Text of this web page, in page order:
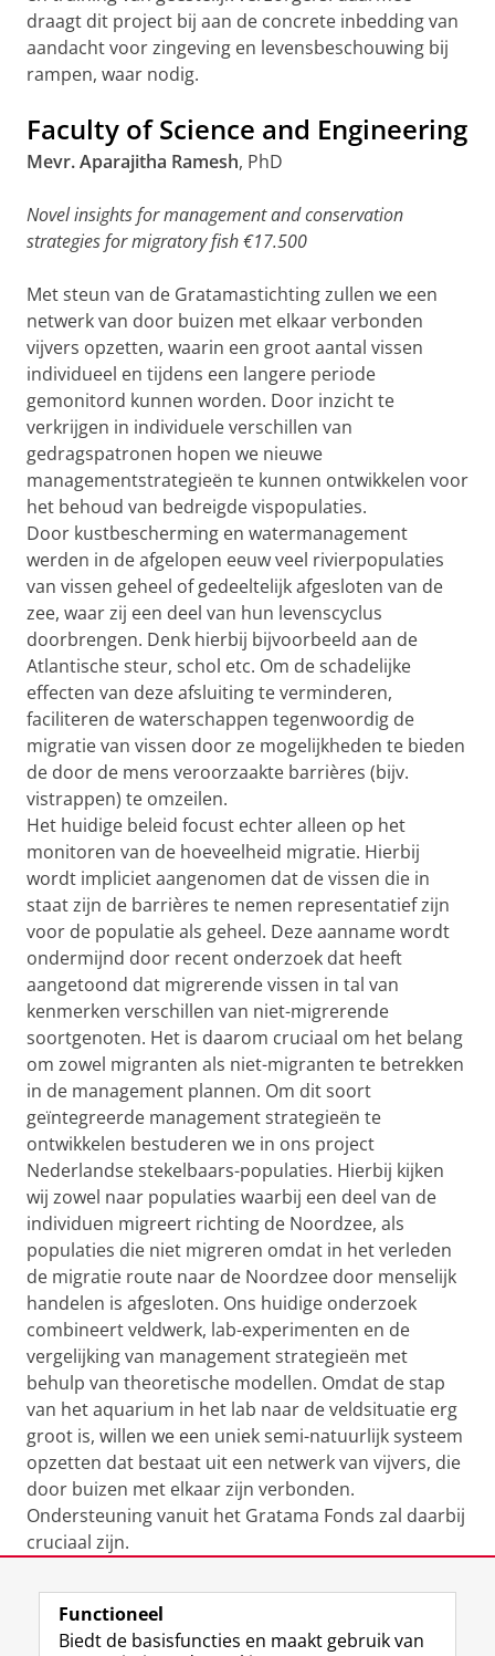
draagt dit project bij aan de concrete inbedding van
aandacht voor zingeving en levensbeschouwing bij
rampen, waar nodig.
Faculty of Science and Engineering
Mevr. Aparajitha Ramesh, PhD
Novel insights for management and conservation
strategies for migratory fish €17.500
Met steun van de Gratamastichting zullen we een
netwerk van door buizen met elkaar verbonden
vijvers opzetten, waarin een groot aantal vissen
individueel en tijdens een langere periode
gemonitord kunnen worden. Door inzicht te
verkrijgen in individuele verschillen van
gedragspatronen hopen we nieuwe
managementstrategieën te kunnen ontwikkelen voor
het behoud van bedreigde vispopulaties.
Door kustbescherming en watermanagement
werden in de afgelopen eeuw veel rivierpopulaties
van vissen geheel of gedeeltelijk afgesloten van de
zee, waar zij een deel van hun levenscyclus
doorbrengen. Denk hierbij bijvoorbeeld aan de
Atlantische steur, schol etc. Om de schadelijke
effecten van deze afsluiting te verminderen,
faciliteren de waterschappen tegenwoordig de
migratie van vissen door ze mogelijkheden te bieden
de door de mens veroorzaakte barrières (bijv.
vistrappen) te omzeilen.
Het huidige beleid focust echter alleen op het
monitoren van de hoeveelheid migratie. Hierbij
wordt impliciet aangenomen dat de vissen die in
staat zijn de barrières te nemen representatief zijn
voor de populatie als geheel. Deze aanname wordt
ondermijnd door recent onderzoek dat heeft
aangetoond dat migrerende vissen in tal van
kenmerken verschillen van niet-migrerende
soortgenoten. Het is daarom cruciaal om het belang
om zowel migranten als niet-migranten te betrekken
in de management plannen. Om dit soort
geïntegreerde management strategieën te
ontwikkelen bestuderen we in ons project
Nederlandse stekelbaars-populaties. Hierbij kijken
wij zowel naar populaties waarbij een deel van de
individuen migreert richting de Noordzee, als
populaties die niet migreren omdat in het verleden
de migratie route naar de Noordzee door menselijk
handelen is afgesloten. Ons huidige onderzoek
combineert veldwerk, lab-experimenten en de
vergelijking van management strategieën met
behulp van theoretische modellen. Omdat de stap
van het aquarium in het lab naar de veldsituatie erg
groot is, willen we een uniek semi-natuurlijk systeem
opzetten dat bestaat uit een netwerk van vijvers, die
door buizen met elkaar zijn verbonden.
Ondersteuning vanuit het Gratama Fonds zal daarbij
cruciaal zijn.
Laatst gewijzigd: 23 juni 2026 14:11
Functioneel
Biedt de basisfuncties en maakt gebruik van